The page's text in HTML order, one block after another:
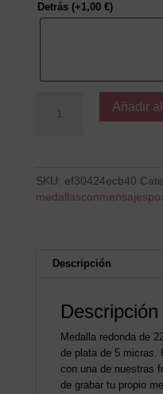
Detrás (+1,00 €)
Añadir
SKU: ef30424ecb40
Descripción
Descripción
Medalla redonda de
de plata de 5 micras.
con una de nuestras
de grabar tu propio